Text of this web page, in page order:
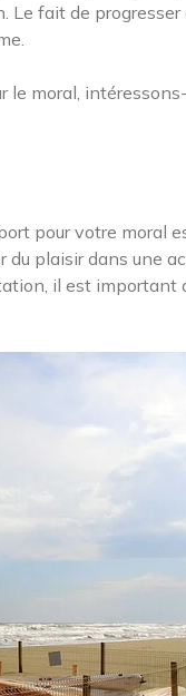
Le fait de
moral,
pour votre moral
plaisir dans une
il est